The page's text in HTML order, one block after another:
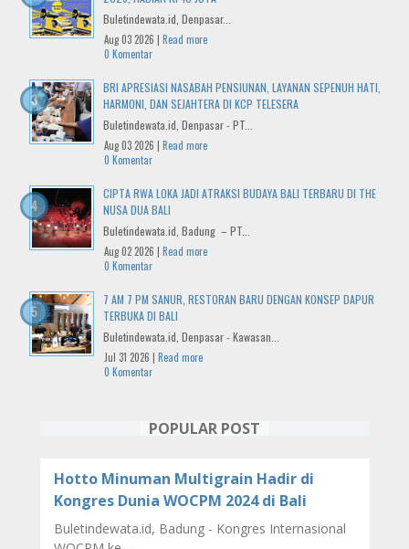
Buletindewata.id, Denpasar...
Aug 03 2026 | Read more
0 Komentar
BRI APRESIASI NASABAH PENSIUNAN, LAYANAN SEPENUH HATI,
HARMONI, DAN SEJAHTERA DI KCP TELESERA
Buletindewata.id, Denpasar - PT...
Aug 03 2026 | Read more
0 Komentar
CIPTA RWA LOKA JADI ATRAKSI BUDAYA BALI TERBARU DI THE
NUSA DUA BALI
Buletindewata.id, Badung – PT...
Aug 02 2026 | Read more
0 Komentar
7 AM 7 PM SANUR, RESTORAN BARU DENGAN KONSEP DAPUR
TERBUKA DI BALI
Buletindewata.id, Denpasar - Kawasan...
Jul 31 2026 | Read more
0 Komentar
POPULAR POST
Hotto Minuman Multigrain Hadir di
Kongres Dunia WOCPM 2024 di Bali
Buletindewata.id, Badung - Kongres Internasional